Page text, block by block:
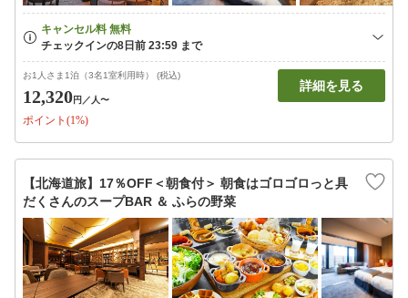
お1人さま1泊（3名1室利用時） (税込)
12,320円 ／人〜
ポイント(1%)
詳細を見る
【北海道旅】17％OFF＜朝食付＞ 朝食はゴロゴロっと具
だくさんのスープBAR ＆ ふらの野菜